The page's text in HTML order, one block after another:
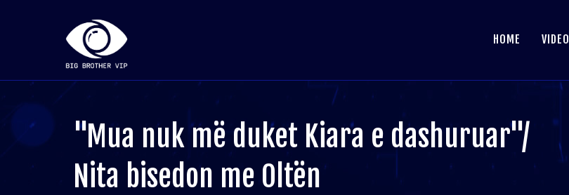
HOME VIDEO
"Mua nuk më duket Kiara e dashuruar"/
Nita bisedon me Oltën